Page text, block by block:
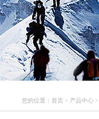
您的位置： 首页 > 产品中心 >